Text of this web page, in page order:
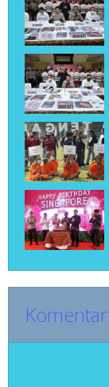
Komentar